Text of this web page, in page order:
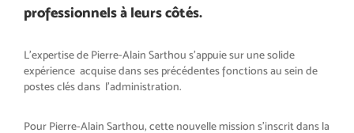
professionnels à leurs côtés.
L’expertise de Pierre-Alain Sarthou s’appuie sur une solide
expérience acquise dans ses précédentes fonctions au sein de
postes clés dans l’administration.
Pour Pierre-Alain Sarthou, cette nouvelle mission s’inscrit dans la